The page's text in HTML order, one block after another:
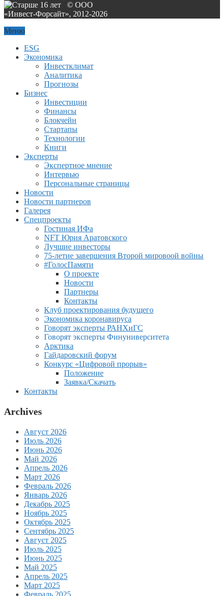
© ООО
«Инвест-Форсайт», 2012-2026
Меню
ESG
Экономика
Инвестклимат
Аналитика
Прогнозы
Бизнес
Инвестиции
Финансы
Блокчейн
Стартапы
Технологии
Книги
Эксперты
Экспертное мнение
Интервью
Персональные страницы
Новости
Новости партнеров
Галерея
Спецпроекты
Гостиная ИФа
NFT Юрия Аратовского
Лучшие инвесторы
75-летие завершения Второй мировоой войны
#ГолосПамяти
О проекте
Новости
Партнеры
Контакты
Клуб проектирования будущего
Экономика коронавируса
Говорят эксперты РАНХиГС
Говорят эксперты Финуниверситета
Арктика
Гайдаровский форум
Конкурс «Цифровой прорыв»
Положение
Заявка/Скачать
Контакты
Archives
Август 2026
Июль 2026
Июнь 2026
Май 2026
Апрель 2026
Март 2026
Февраль 2026
Январь 2026
Декабрь 2025
Ноябрь 2025
Октябрь 2025
Сентябрь 2025
Август 2025
Июль 2025
Июнь 2025
Май 2025
Апрель 2025
Март 2025